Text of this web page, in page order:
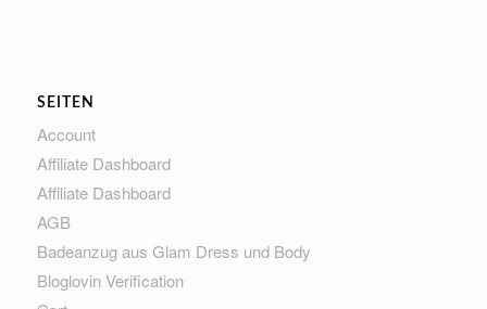
SEITEN
Account
Affiliate Dashboard
Affiliate Dashboard
AGB
Badeanzug aus Glam Dress und Body
Bloglovin Verification